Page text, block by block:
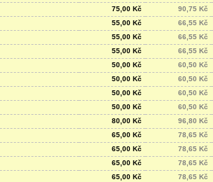
75,00 Kč 90,75 Kč
55,00 Kč 66,55 Kč
55,00 Kč 66,55 Kč
55,00 Kč 66,55 Kč
50,00 Kč 60,50 Kč
50,00 Kč 60,50 Kč
50,00 Kč 60,50 Kč
50,00 Kč 60,50 Kč
80,00 Kč 96,80 Kč
65,00 Kč 78,65 Kč
65,00 Kč 78,65 Kč
65,00 Kč 78,65 Kč
65,00 Kč 78,65 Kč